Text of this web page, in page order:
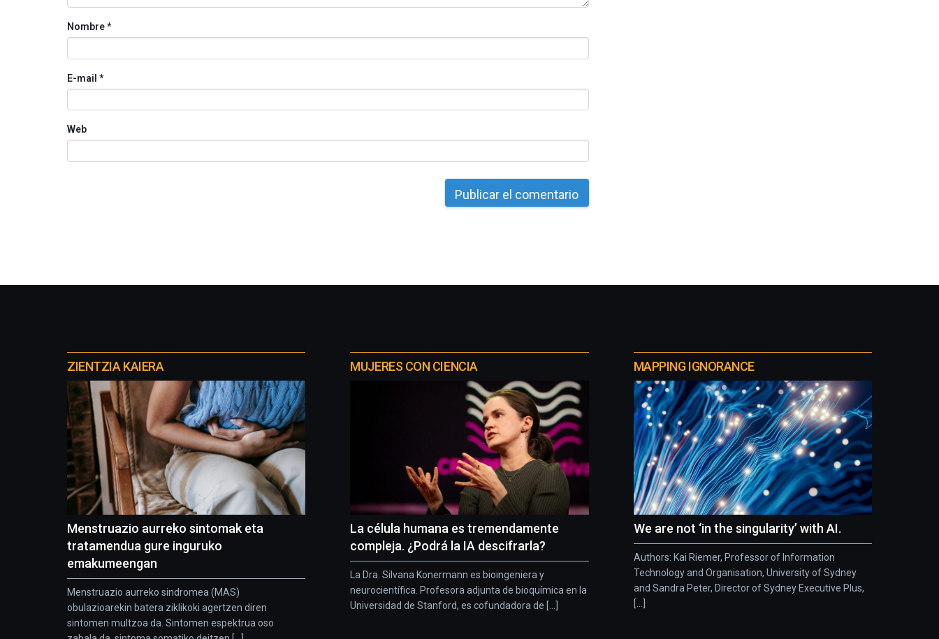
Nombre*
E-mail *
Web
proyectos
ZIENTZIA KAIERA
Menstruazio aurreko sintomak eta
tratamendua gure inguruko
emakumeengan
Menstruazio aurreko sindromea (MAS)
obulazioarekin batera ziklikoki agertzen diren
sintomen multzoa da. Sintomen espektrua oso
MUJERES CON CIENCIA
La célula humana es tremendamente
compleja. ¿Podrá la IA descifrarla?
La Dra. Silvana Konermann es bioingeniera y
neurocientífica. Profesora adjunta de bioquímica en la
Universidad de Stanford, es cofundadora de [...]
MAPPING IGNORANCE
We are not ‘in the singularity’ with AI.
Authors: Kai Riemer, Professor of Information
Technology and Organisation, University of Sydney
and Sandra Peter, Director of Sydney Executive Plus,
[...]